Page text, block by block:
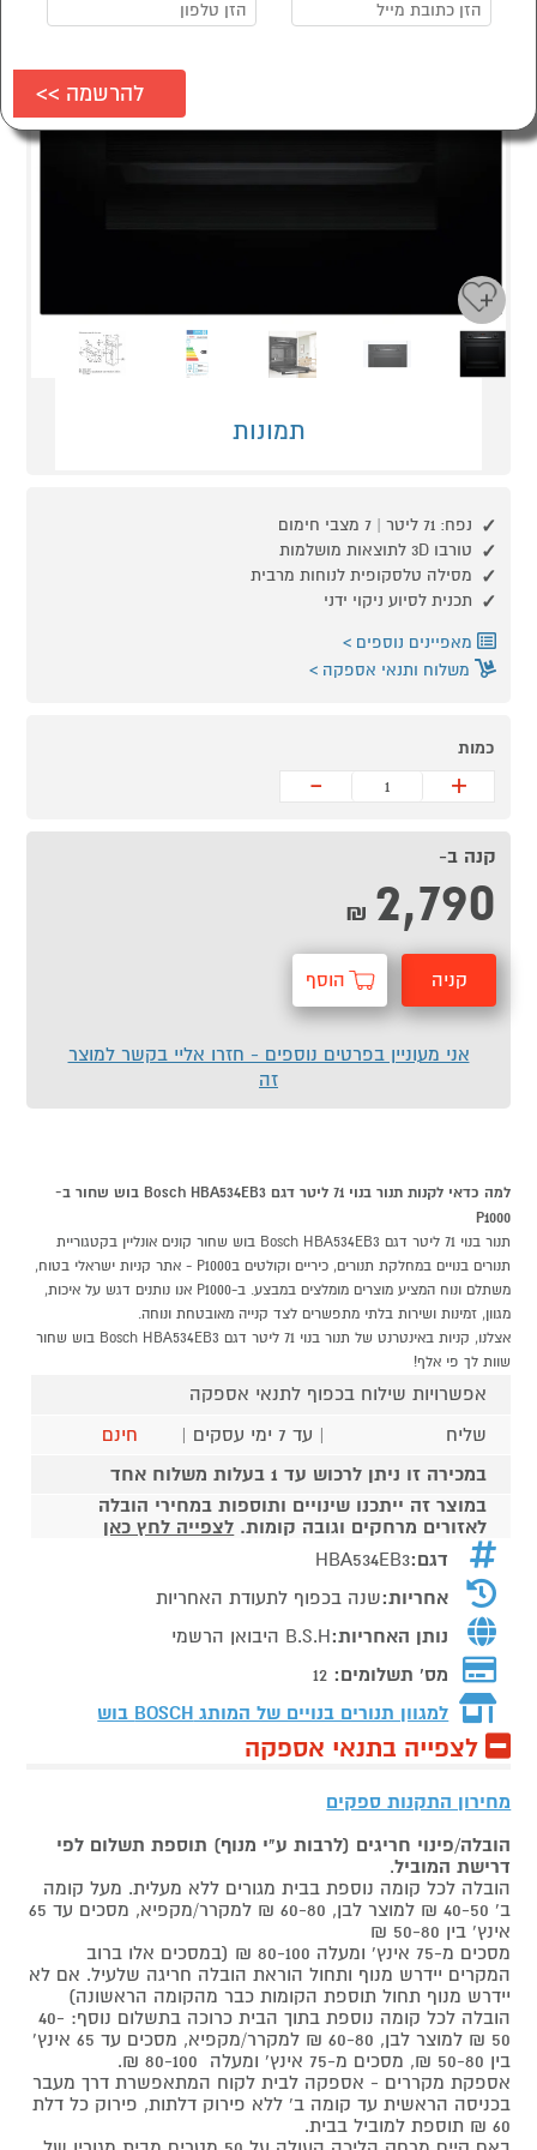
תמונות
נפח: 71 ליטר | 7 מצבי חימום
טורבו 3D לתוצאות מושלמות
מסילה טלסקופית לנוחות מרבית
תכנית לסיוע ניקוי ידני
מאפיינים נוספים
משלוח ותנאי אספקה
כמות
+
-
קנה ב-
2,790
₪
קניה הוסף
אני מעוניין בפרטים נוספים - חזרו אליי בקשר למוצר
זה
למה כדאי לקנות תנור בנוי 71 ליטר דגם Bosch HBA534EB3 בוש שחור ב-
P1000
תנור בנוי 71 ליטר דגם Bosch HBA534EB3 בוש שחור קונים אונליין בקטגוריית
תנורים בנויים במחלקת תנורים, כיריים וקולטים בP1000 - אתר קניות ישראלי בטוח,
משתלם ונוח המציע מוצרים מומלצים במבצע. ב-P1000 אנו נותנים דגש על איכות,
מגוון, זמינות ושירות בלתי מתפשרים לצד קנייה מאובטחת ונוחה.
אצלנו, קניות באינטרנט של תנור בנוי 71 ליטר דגם Bosch HBA534EB3 בוש שחור
שוות לך פי אלף!
אפשרויות שילוח בכפוף לתנאי אספקה
שליח
| עד 7 ימי עסקים |
חינם
במכירה זו ניתן לרכוש עד 1 בעלות משלוח אחד
במוצר זה ייתכנו שינויים ותוספות במחירי הובלה
לאזורים מרחקים וגובה קומות. לצפייה לחץ כאן
דגם:HBA534EB3
אחריות:שנה בכפוף לתעודת האחריות
נותן האחריות:B.S.H היבואן הרשמי
מס' תשלומים: 12
למגוון תנורים בנויים של המותג BOSCH בוש
לצפייה בתנאי אספקה
מחירון התקנות ספקים
הובלה/פינוי חריגים (לרבות ע"י מנוף) תוספת תשלום לפי
דרישת המוביל.
הובלה לכל קומה נוספת בבית מגורים ללא מעלית. מעל קומה
ב' 40-50 ₪ למוצר לבן, 60-80 ₪ למקרר/מקפיא, מסכים עד 65
אינץ' בין 50-80 ₪
מסכים מ-75 אינץ' ומעלה 80-100 ₪ (במסכים אלו ברוב
המקרים יידרש מנוף ותחול הוראת הובלה חריגה שלעיל. אם לא
יידרש מנוף תחול תוספת הקומות כבר מהקומה הראשונה)
הובלה לכל קומה נוספת בתוך הבית כרוכה בתשלום נוסף: 40-
50 ₪ למוצר לבן, 60-80 ₪ למקרר/מקפיא, מסכים עד 65 אינץ'
בין 50-80 ₪, מסכים מ-75 אינץ' ומעלה 80-100 ₪.
אספקת מקררים - אספקה לבית לקוח המתאפשרת דרך מעבר
בכניסה הראשית עד קומה ב' ללא פירוק דלתות, פירוק כל דלת
60 ₪ תוספת למוביל בבית.